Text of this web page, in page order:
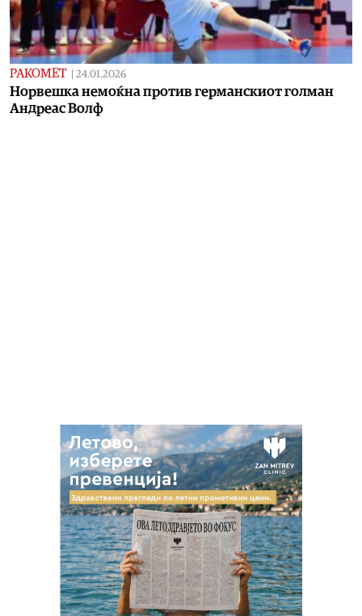
РАКОМЕТ | 24.01.2026
Норвешка немоќна против германскиот голман
Андреас Волф